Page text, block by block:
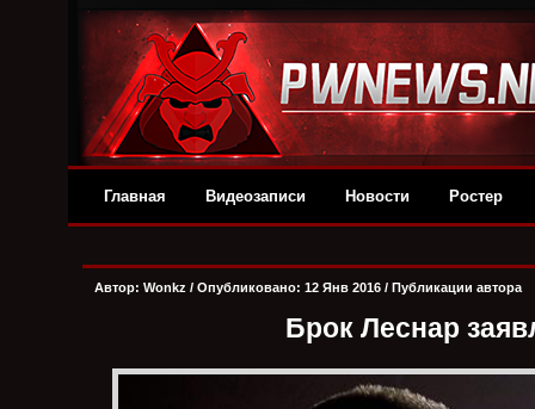
Главная Видеозаписи Новости Ростер
Автор: Wonkz / Опубликовано: 12 Янв 2016 / Публикации автора
Брок Леснар